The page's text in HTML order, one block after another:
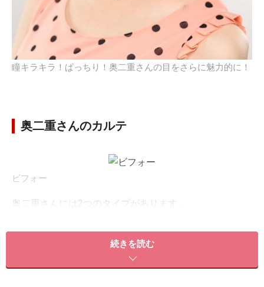
瞳キラキラ！ぱっちり！奥二重さんの目をさらに魅力的に！
奥二重さんのカルテ
ビフォー
奥二重さんには2つのタイプがあります。
1) まず、目を開けた時に目頭側の線は見えないけれど目
続きを読む